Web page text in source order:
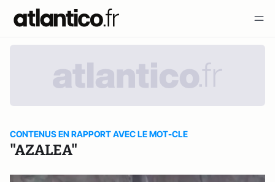
CONTENUS EN RAPPORT AVEC LE MOT-CLE
"AZALEA"